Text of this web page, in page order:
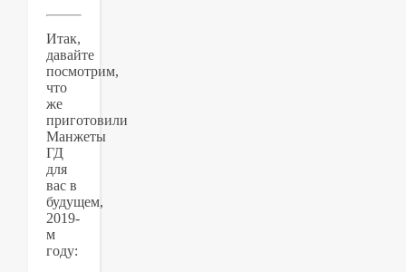
Итак,
давайте
посмотрим,
что
же
приготовили
Манжеты
ГД
для
вас в
будущем,
2019-
м
году: